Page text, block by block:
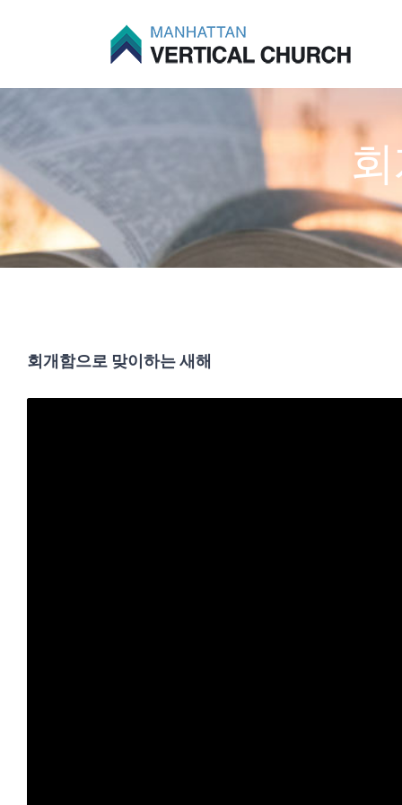
회개함으로 맞이하는 새해